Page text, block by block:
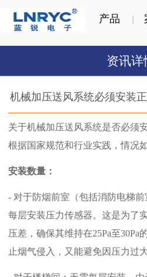
产品
资讯详
机械加压送风系统必须安装
关于机械加压送风系统是否必须
根据国家规范和行业实践，情况
安装数量：
- 对于防烟前室（包括消防电梯
每层安装压力传感器。这是为了
压差，确保其维持在25Pa至30Pa
止烟气侵入，又能避免因压力过